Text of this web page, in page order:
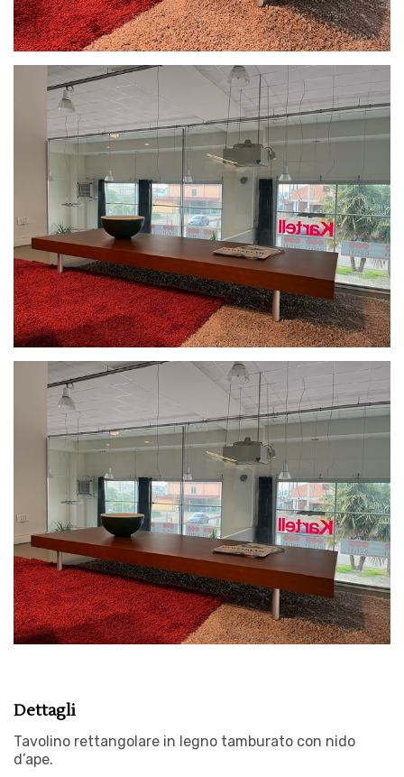
Dettagli
Tavolino rettangolare in legno tamburato con nido
d’ape.